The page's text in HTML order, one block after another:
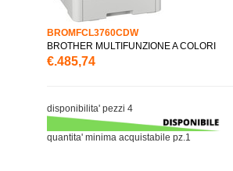
BROMFCL3760CDW
BROTHER MULTIFUNZIONE A COLORI
€.485,74
disponibilita' pezzi 4
quantita' minima acquistabile pz.1